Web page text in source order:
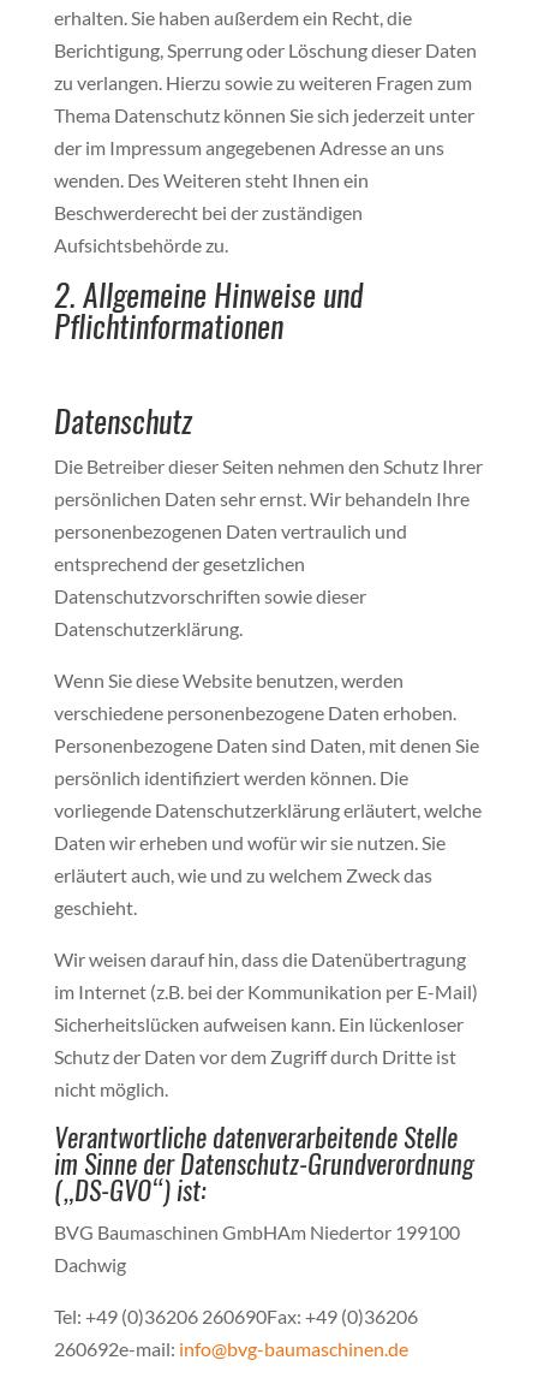
erhalten. Sie haben außerdem ein Recht, die
Berichtigung, Sperrung oder Löschung dieser Daten
zu verlangen. Hierzu sowie zu weiteren Fragen zum
Thema Datenschutz können Sie sich jederzeit unter
der im Impressum angegebenen Adresse an uns
wenden. Des Weiteren steht Ihnen ein
Beschwerderecht bei der zuständigen
Aufsichtsbehörde zu.
2. Allgemeine Hinweise und
Pflichtinformationen
Datenschutz
Die Betreiber dieser Seiten nehmen den Schutz Ihrer
persönlichen Daten sehr ernst. Wir behandeln Ihre
personenbezogenen Daten vertraulich und
entsprechend der gesetzlichen
Datenschutzvorschriften sowie dieser
Datenschutzerklärung.
Wenn Sie diese Website benutzen, werden
verschiedene personenbezogene Daten erhoben.
Personenbezogene Daten sind Daten, mit denen Sie
persönlich identifiziert werden können. Die
vorliegende Datenschutzerklärung erläutert, welche
Daten wir erheben und wofür wir sie nutzen. Sie
erläutert auch, wie und zu welchem Zweck das
geschieht.
Wir weisen darauf hin, dass die Datenübertragung
im Internet (z.B. bei der Kommunikation per E-Mail)
Sicherheitslücken aufweisen kann. Ein lückenloser
Schutz der Daten vor dem Zugriff durch Dritte ist
nicht möglich.
Verantwortliche datenverarbeitende Stelle
im Sinne der Datenschutz-Grundverordnung
(„DS-GVO“) ist:
BVG Baumaschinen GmbHAm Niedertor 199100
Dachwig
Tel: +49 (0)36206 260690Fax: +49 (0)36206
260692e-mail: info@bvg-baumaschinen.de